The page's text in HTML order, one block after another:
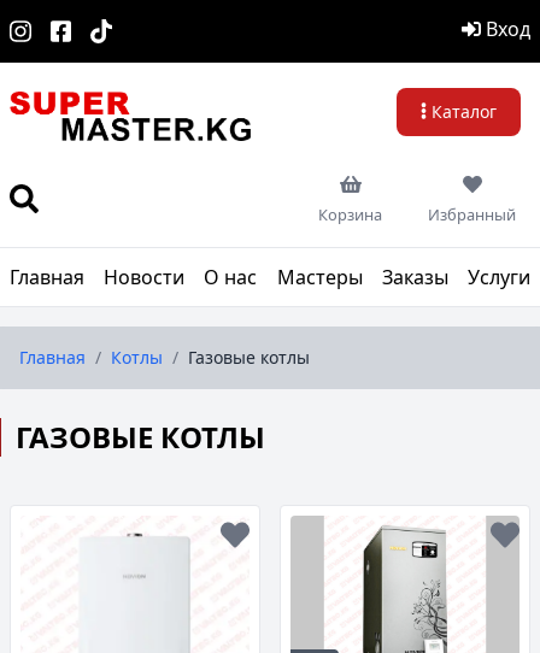
Вход
Каталог
Корзина Избранный
Главная Новости О нас Мастеры Заказы Услуги
Главная / Котлы / Газовые котлы
ГАЗОВЫЕ КОТЛЫ